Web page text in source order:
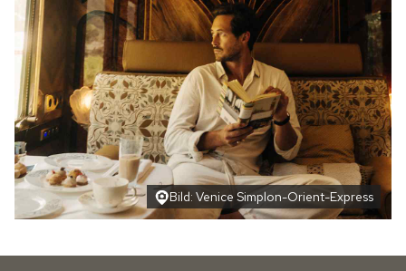
Bild: Venice Simplon-Orient-Express